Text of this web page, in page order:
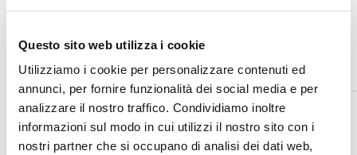
Questo sito web utilizza i cookie
Utilizziamo i cookie per personalizzare contenuti ed
annunci, per fornire funzionalità dei social media e per
analizzare il nostro traffico. Condividiamo inoltre
informazioni sul modo in cui utilizzi il nostro sito con i
nostri partner che si occupano di analisi dei dati web,